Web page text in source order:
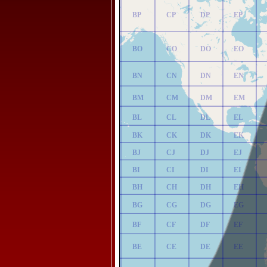
BE
BF
BG
BH
BI
BJ
BK
BL
BM
BN
BO
BP
CE
CF
CG
CH
CI
CJ
CK
CL
CM
CN
CO
CP
DE
DF
DG
DH
DI
DJ
DK
DL
DM
DN
DO
DP
EE
EF
EG
EH
EI
EJ
EK
EL
EM
EN
EO
EP